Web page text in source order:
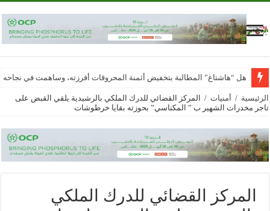
هل “هاشتاغ” المطالبة بتخفيض أثمنة المحروقات أفرزته، وساهمت في
الرئيسية / أمنيات /
المركز القضائي للدرك الملكي بالرشيدية يلقي القبض على
تاجر مخدرات الشهير ب ” المكناسي” بحوزته بقايا خرطوشات
المركز القضائي للدرك الملكي